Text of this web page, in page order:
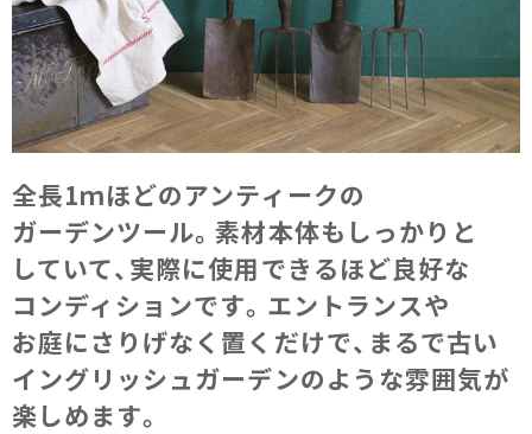
全長1ｍほどの​アンティークの​
ガーデンツール。​素材本体も​しっかりと​
していて、​実際に​使用できる​ほど​良好な​
コンディションです。​エントランスや​
お庭に​さりげなく​置くだけで、​まるで​古い​
イングリッシュガーデンのような​雰囲気が​
楽しめます。